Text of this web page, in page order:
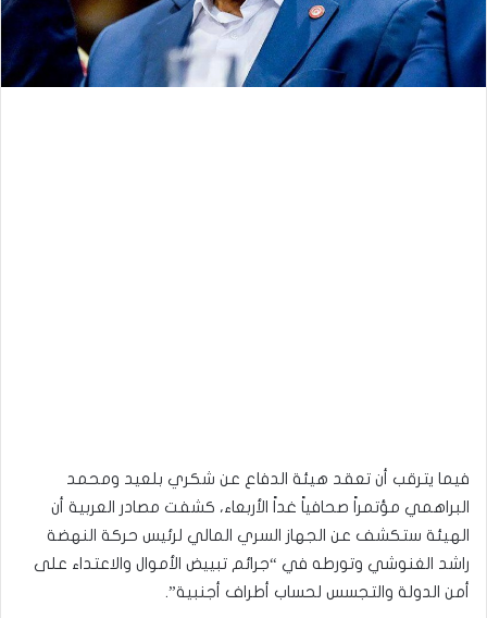
فيما يترقب أن تعقد هيئة الدفاع عن شكري بلعيد ومحمد
البراهمي مؤتمراً صحافياً غداً الأربعاء، كشفت مصادر العربية أن
الهيئة ستكشف عن الجهاز السري المالي لرئيس حركة النهضة
راشد الغنوشي وتورطه في “جرائم تبييض الأموال والاعتداء على
أمن الدولة والتجسس لحساب أطراف أجنبية”.